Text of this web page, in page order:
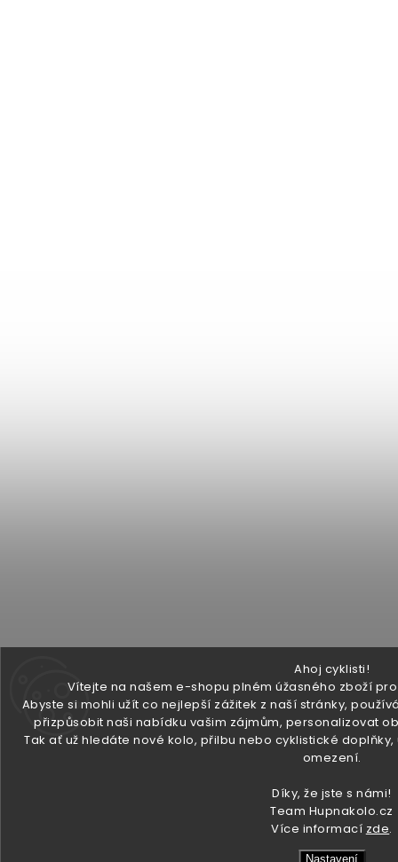
Ahoj cyklisti!
Vítejte na našem e-shopu plném úžasného zboží
Abyste si mohli užít co nejlepší zážitek z naší stránky,
přizpůsobit naši nabídku vašim zájmům, personalizovat
Tak ať už hledáte nové kolo, přilbu nebo cyklistické
omezení.
Díky, že jste s námi!
Team Hupnakolo.cz
Více informací zde.
Nastavení